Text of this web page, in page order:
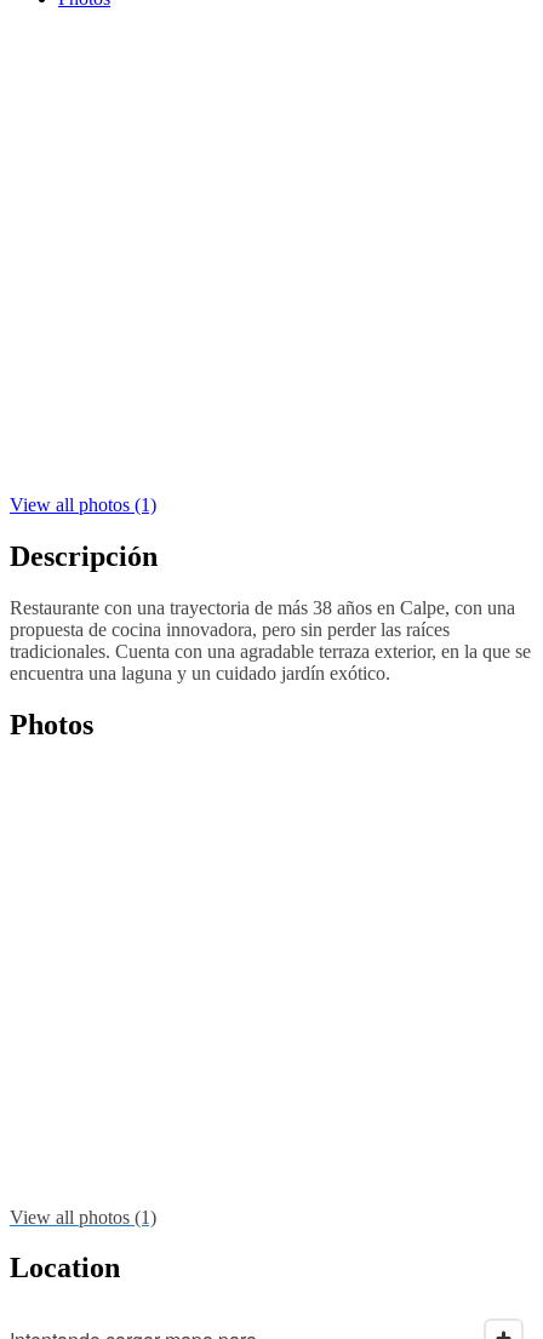
View all photos (1)
Descripción
Restaurante con una trayectoria de más 38 años en Calpe, con una
propuesta de cocina innovadora, pero sin perder las raíces
tradicionales. Cuenta con una agradable terraza exterior, en la que se
encuentra una laguna y un cuidado jardín exótico.
Photos
View all photos (1)
Location